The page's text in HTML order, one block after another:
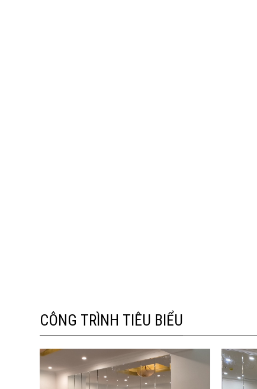
CÔNG TRÌNH TIÊU BIỂU